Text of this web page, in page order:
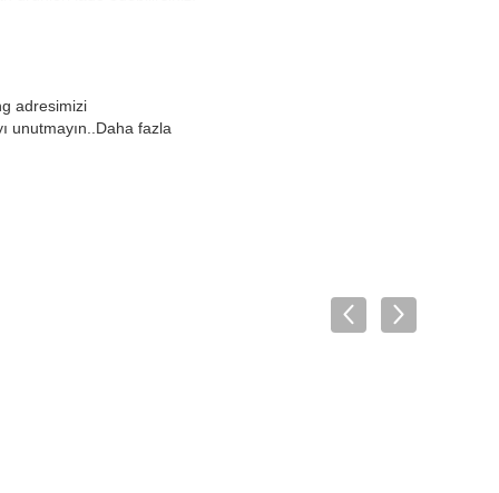
adresimizi
Daha fazla